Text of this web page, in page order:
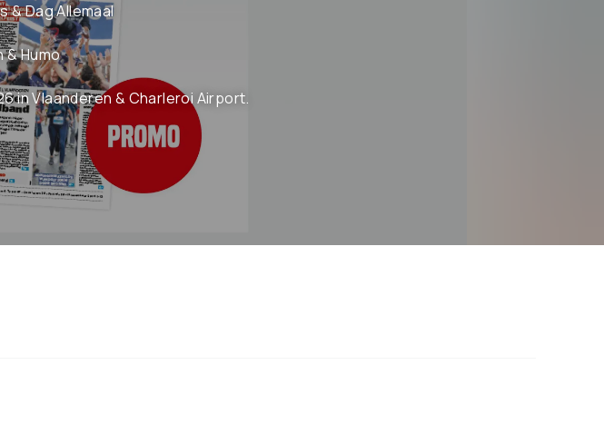
& Dag Allemaal
& Humo
in Vlaanderen & Charleroi Airport.